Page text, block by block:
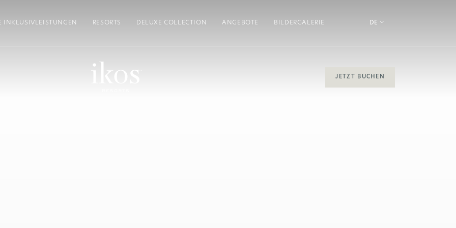
INKLUSIVLEISTUNGEN RESORTS DELUXE COLLECTION ANGEBOTE BILDERGALERIE​ DE
JETZT BUCHEN